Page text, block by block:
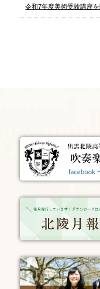
令和7年度美術受験講座を